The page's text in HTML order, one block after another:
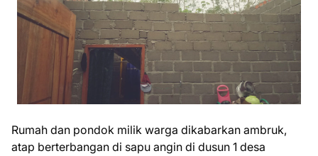
Rumah dan pondok milik warga dikabarkan ambruk,
atap berterbangan di sapu angin di dusun 1 desa